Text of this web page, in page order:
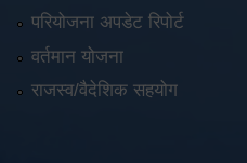
परियोजना अपडेट रिपोर्ट
वर्तमान योजना
राजस्व/वैदेशिक सहयोग